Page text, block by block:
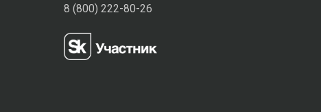
8 (800) 222-80-26